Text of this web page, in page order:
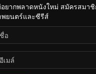
ยากพลาดหนังใหม่ สมัครสมา
พยนตร์และซีรีส์